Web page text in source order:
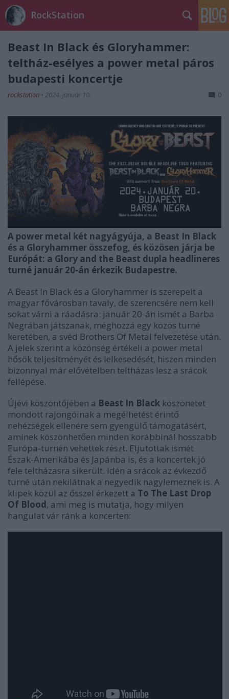
RockStation
Beast In Black és Gloryhammer:
teltház-esélyes a power metal páros
budapesti koncertje
rockstation • 2024. január 10. 0
A power metal két nagyágyúja, a Beast In Black
és a Gloryhammer összefog, és közösen járja be
Európát: a Glory and the Beast dupla headlineres
turné január 20-án érkezik Budapestre.
A Beast In Black és a Gloryhammer is szerepelt a
magyar fővárosban tavaly, de szerencsére nem kell
sokat várni a ráadásra: január 20-án ismét a Barba
Negrában játszanak, méghozzá egy közös turné
keretében, a svéd Brothers Of Metal felvezetése után.
A jelek szerint a közönség értékeli a power metal
hősök teljesítményét és lelkesedését, hiszen minden
bizonnyal már elővételben teltházas lesz a srácok
fellépése.
Újévi köszöntőjében a Beast In Black köszönetet
mondott rajongóinak a megélhetést érintő
nehézségek ellenére sem gyengülő támogatásért,
aminek köszönhetően minden korábbinál hosszabb
Európa-turnén vehettek részt. Eljutottak ismét
Észak-Amerikába és Japánba is, és a koncertek jó
fele teltházasra sikerült. Idén a srácok az évkezdő
turné után nekilátnak a negyedik nagylemeznek is. A
klipek közül az ősszel érkezett a To The Last Drop
Of Blood, ami meg is mutatja, hogy milyen
hangulat vár ránk a koncerten: